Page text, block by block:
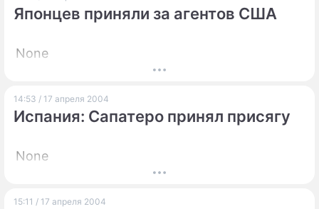
Японцев приняли за агентов США
None
14:53 / 17 апреля 2004
Испания: Сапатеро принял присягу
None
15:11 / 17 апреля 2004